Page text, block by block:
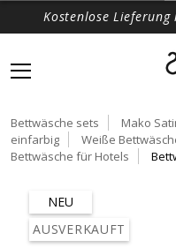
Kostenlose
Bettwäsche sets Mako
einfarbig
Weiße
Bettwäsche für Hotels
NEU
AUSVERKAUFT